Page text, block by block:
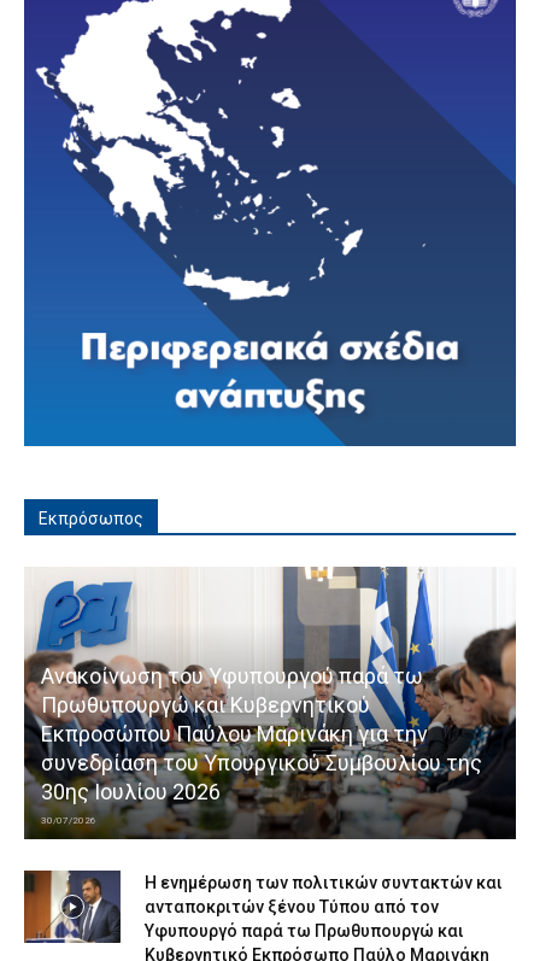
Εκπρόσωπος
Ανακοίνωση του Υφυπουργού παρά τω
Πρωθυπουργώ και Κυβερνητικού
Εκπροσώπου Παύλου Μαρινάκη για την
συνεδρίαση του Υπουργικού Συμβουλίου της
30ης Ιουλίου 2026
30/07/2026
Η ενημέρωση των πολιτικών συντακτών και
ανταποκριτών ξένου Τύπου από τον
Υφυπουργό παρά τω Πρωθυπουργώ και
Κυβερνητικό Εκπρόσωπο Παύλο Μαρινάκη